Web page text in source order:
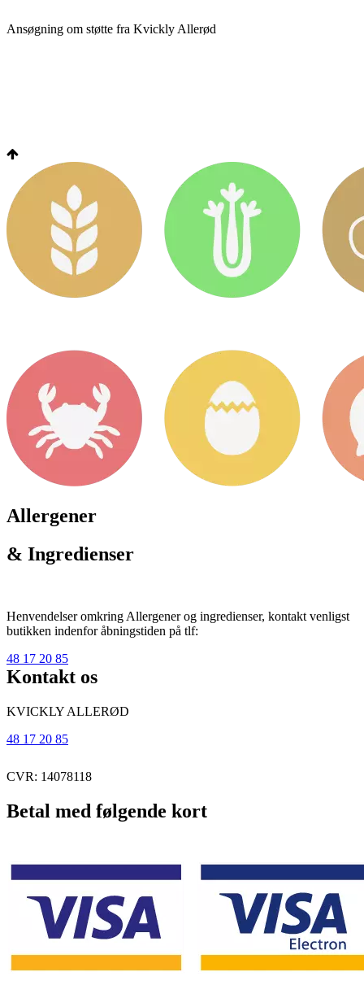
Ansøgning om støtte fra Kvickly Allerød
Allergener
& Ingredienser
Henvendelser omkring Allergener og ingredienser, kontakt venligst
butikken indenfor åbningstiden på tlf:
48 17 20 85
Kontakt os
KVICKLY ALLERØD
48 17 20 85
CVR: 14078118
Betal med følgende kort